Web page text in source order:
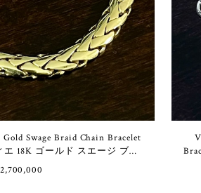
Swage Braid Chain Bracelet
18K ゴールド スエージ ブレ
ン ブレスレット